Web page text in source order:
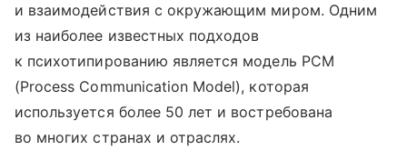
и взаимодействия с окружающим миром. Одним
из наиболее известных подходов
к психотипированию является модель PCM
(Process Communication Model), которая
используется более 50 лет и востребована
во многих странах и отраслях.